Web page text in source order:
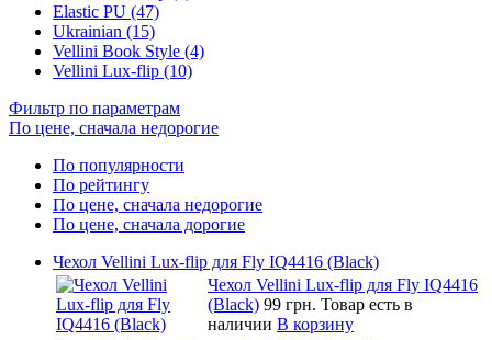
Elastic PU (47)
Ukrainian (15)
Vellini Book Style (4)
Vellini Lux-flip (10)
Фильтр по параметрам
По цене, сначала недорогие
По популярности
По рейтингу
По цене, сначала недорогие
По цене, сначала дорогие
Чехол Vellini Lux-flip для Fly IQ4416 (Black)
Чехол Vellini Lux-flip для Fly IQ4416
(Black) 99 грн. Товар есть в
наличии В корзину